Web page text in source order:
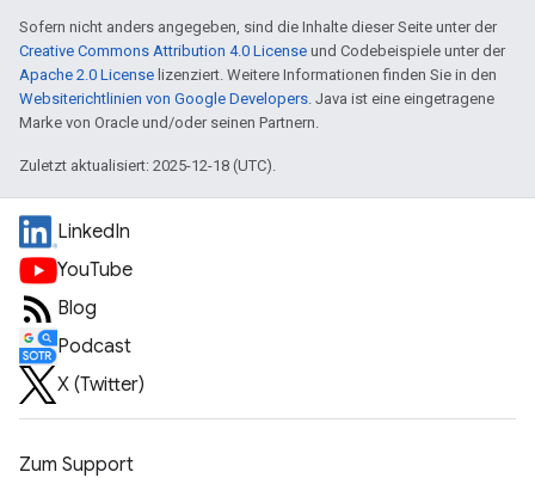
Sofern nicht anders angegeben, sind die Inhalte dieser Seite unter der
Creative Commons Attribution 4.0 License und Codebeispiele unter der
Apache 2.0 License lizenziert. Weitere Informationen finden Sie in den
Websiterichtlinien von Google Developers. Java ist eine eingetragene
Marke von Oracle und/oder seinen Partnern.
Zuletzt aktualisiert: 2025-12-18 (UTC).
LinkedIn
YouTube
Blog
Podcast
X (Twitter)
Zum Support